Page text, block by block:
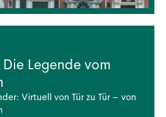
Legende vom
Virtuell von Tür zu Tür – von